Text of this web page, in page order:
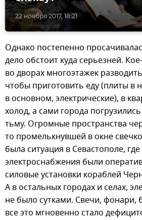
22 ноября 2017, 18:21
Однако постепенно
дело обстоит куда серьезней.
во дворах многоэтажек
чтобы приготовить еду (плиты в
в основном, электрические), в
холод, а сами города
тьму. Огромные пространства
то промелькнувшей в окне
была ситуация в Севастополе,
электроснабжения были
силовые установки кораблей
А в остальных городах и селах,
не было сутками. Свечи, фонари,
все это мгновенно стало